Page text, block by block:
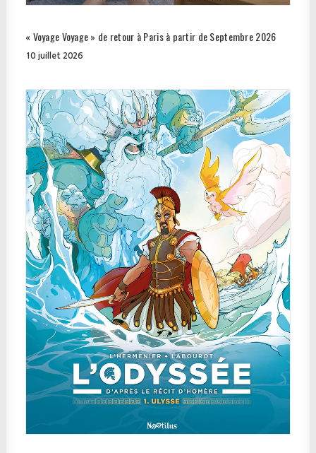
« Voyage Voyage » de retour à Paris à partir de Septembre 2026
10 juillet 2026